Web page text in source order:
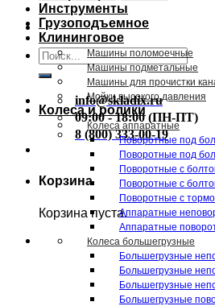
Искать:
info@skladix.ru
09:00 - 18:00 (ПН-ПТ)
8 (800) 333-00-19
Корзина
Корзина пуста.
Инструменты
Грузоподъемное
Клининговое
Машины поломоечные
Машины подметальные
Машины для прочистки
Мойки высокого давления
Колеса и ролики
Колеса аппаратные
Поворотные под
Поворотные под
Поворотные с
Поворотные с
Поворотные с
Аппаратные
Аппаратные
Колеса большегрузные
Большегрузные
Большегрузные
Большегрузные
Большегрузные